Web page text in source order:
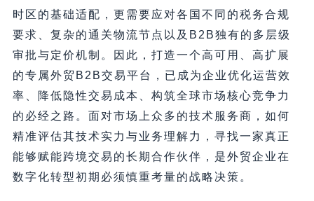
时区的基础适配，更需要应对各国不同的税务合规
要求、复杂的通关物流节点以及B2B独有的多层级
审批与定价机制。因此，打造一个高可用、高扩展
的专属外贸B2B交易平台，已成为企业优化运营效
率、降低隐性交易成本、构筑全球市场核心竞争力
的必经之路。面对市场上众多的技术服务商，如何
精准评估其技术实力与业务理解力，寻找一家真正
能够赋能跨境交易的长期合作伙伴，是外贸企业在
数字化转型初期必须慎重考量的战略决策。